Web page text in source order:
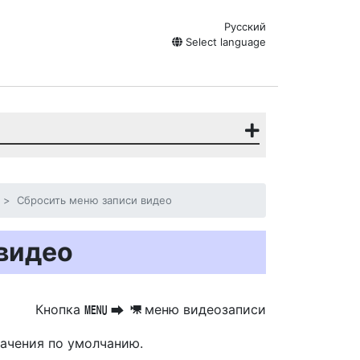
Русский
Select language
Сбросить меню записи видео
Кнопка G U 1 меню видеозаписи
по умолчанию.